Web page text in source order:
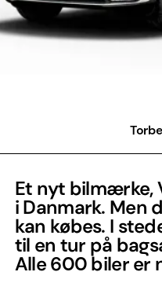
Et nyt bilmærke,
i Danmark. Men
kan købes. I
til en tur på
Alle 600 biler er